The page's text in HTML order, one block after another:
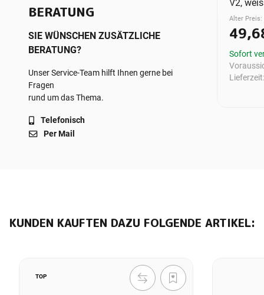
BERATUNG
SIE WÜNSCHEN ZUSÄTZLICHE
BERATUNG?
Unser Service-Team hilft Ihnen gerne bei
Fragen
rund um das Thema.
Telefonisch
Per Mail
(H x L)
1800x400 mm (H x L)
Sofort verfügbar
V2,
Alter Preis:
Sofort
Lieferzeit:
KUNDEN KAUFTEN DAZU FOLGENDE ARTIKEL:
TOP